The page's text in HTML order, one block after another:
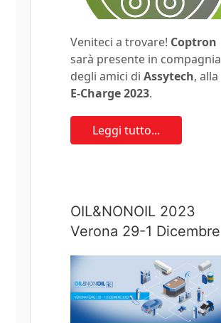
Veniteci a trovare! Coptron
sarà presente in compagnia
degli amici di Assytech, alla
E-Charge 2023.
Leggi tutto...
OIL&NONOIL 2023
Verona 29-1 Dicembre